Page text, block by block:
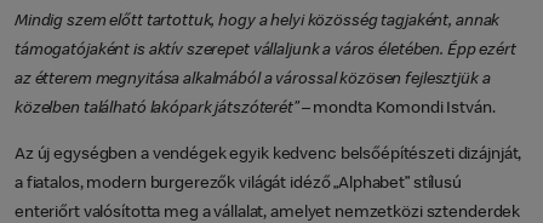
Mindig szem előtt tartottuk, hogy a helyi közösség tagjaként, annak
támogatójaként is aktív szerepet vállaljunk a város életében. Épp ezért
az étterem megnyitása alkalmából a várossal közösen fejlesztjük a
közelben található lakópark játszóterét”– mondta Komondi István.
Az új egységben a vendégek egyik kedvenc belsőépítészeti dizájnját,
a fiatalos, modern burgerezők világát idéző „Alphabet” stílusú
enteriőrt valósította meg a vállalat, amelyet nemzetközi sztenderdek